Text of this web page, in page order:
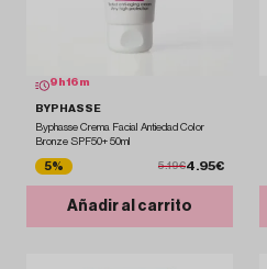
9 h16 m
BYPHASSE
Byphasse Crema Facial Antiedad Color
Bronze SPF50+ 50ml
5% 5.19€4.95€
Añadir al carrito